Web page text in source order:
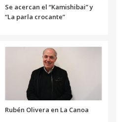
Se acercan el “Kamishibai” y
“La parla crocante”
Rubén Olivera en La Canoa